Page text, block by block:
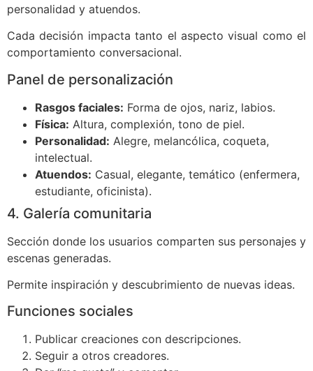
personalidad y atuendos.
Cada decisión impacta tanto el aspecto visual como el
comportamiento conversacional.
Panel de personalización
Rasgos faciales: Forma de ojos, nariz, labios.
Física: Altura, complexión, tono de piel.
Personalidad: Alegre, melancólica, coqueta,
intelectual.
Atuendos: Casual, elegante, temático (enfermera,
estudiante, oficinista).
4. Galería comunitaria
Sección donde los usuarios comparten sus personajes y
escenas generadas.
Permite inspiración y descubrimiento de nuevas ideas.
Funciones sociales
Publicar creaciones con descripciones.
Seguir a otros creadores.